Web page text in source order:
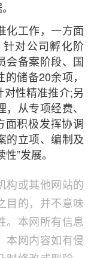
化工作，一方面
对公司孵化阶
会备案阶段、国
储备20余项，
对性精准推介;另
从专项经费、
面积极发挥协调
的立项、编制及
”发展。
构或其他网站的
目的，并不意味
。本网所有信息
本网内容如有侵